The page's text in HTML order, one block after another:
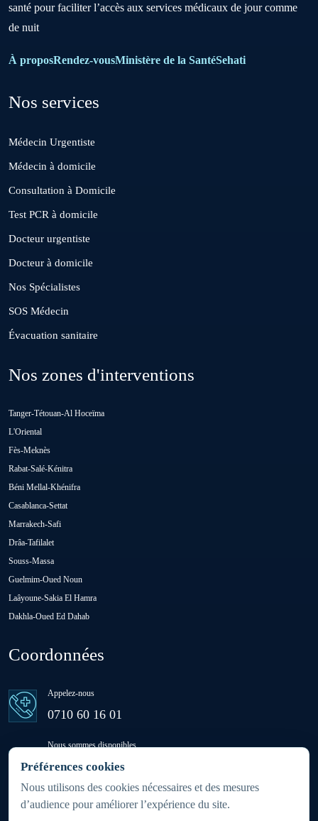
Préférences cookies
Nous utilisons des cookies nécessaires et des mesures
d’audience pour améliorer l’expérience du site.
Boulanouare
Bouznika
Deroua
El Borouj
El Gara
Guisser
Hattane
Khouribga
Loulad
Oulad H'Riz Sahel
Oulad Saïd
Ras El Aïn
Sidi Rahhal Chataï
santé pour faciliter l’accès aux services médicaux de jour comme
de nuit
À proposRendez-vousMinistère de la SantéSehati
Nos services
Médecin Urgentiste
Médecin à domicile
Consultation à Domicile
Test PCR à domicile
Docteur urgentiste
Docteur à domicile
Nos Spécialistes
SOS Médecin
Évacuation sanitaire
Nos zones d'interventions
Tanger-Tétouan-Al Hoceïma
L'Oriental
Fès-Meknès
Rabat-Salé-Kénitra
Béni Mellal-Khénifra
Casablanca-Settat
Marrakech-Safi
Drâa-Tafilalet
Souss-Massa
Guelmim-Oued Noun
Laâyoune-Sakia El Hamra
Dakhla-Oued Ed Dahab
Coordonnées
Appelez-nous
0710 60 16 01
Nous sommes disponibles
24h/24 - 7j/7
(week-ends et jours fériés inclus)